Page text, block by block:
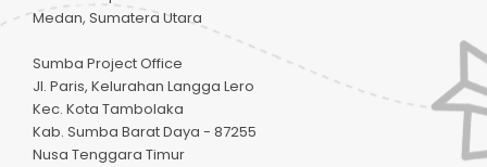
Medan, Sumatera Utara
Sumba Project Office
Jl. Paris, Kelurahan Langga Lero
Kec. Kota Tambolaka
Kab. Sumba Barat Daya - 87255
Nusa Tenggara Timur